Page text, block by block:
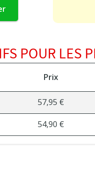
POUR LES
Prix
57,95 €
54,90 €